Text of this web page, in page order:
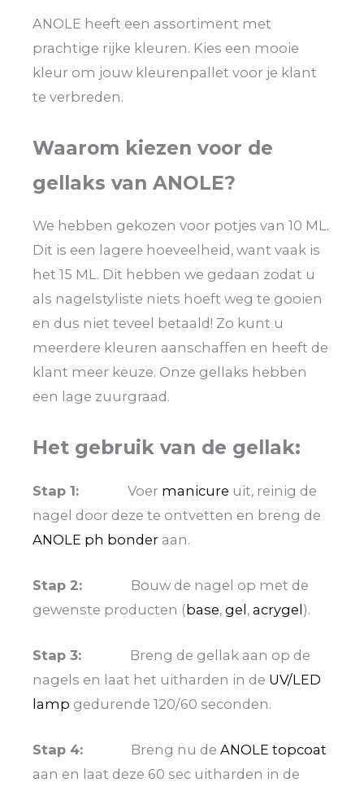
ANOLE heeft een assortiment met
prachtige rijke kleuren. Kies een mooie
kleur om jouw kleurenpallet voor je klant
te verbreden.
Waarom kiezen voor de
gellaks van ANOLE?
We hebben gekozen voor potjes van 10 ML.
Dit is een lagere hoeveelheid, want vaak is
het 15 ML. Dit hebben we gedaan zodat u
als nagelstyliste niets hoeft weg te gooien
en dus niet teveel betaald! Zo kunt u
meerdere kleuren aanschaffen en heeft de
klant meer keuze. Onze gellaks hebben
een lage zuurgraad.
Het gebruik van de gellak:
Stap 1: Voer manicure uit, reinig de
nagel door deze te ontvetten en breng de
ANOLE ph bonder aan.
Stap 2: Bouw de nagel op met de
gewenste producten (base, gel, acrygel).
Stap 3: Breng de gellak aan op de
nagels en laat het uitharden in de UV/LED
lamp gedurende 120/60 seconden.
Stap 4: Breng nu de ANOLE topcoat
aan en laat deze 60 sec uitharden in de